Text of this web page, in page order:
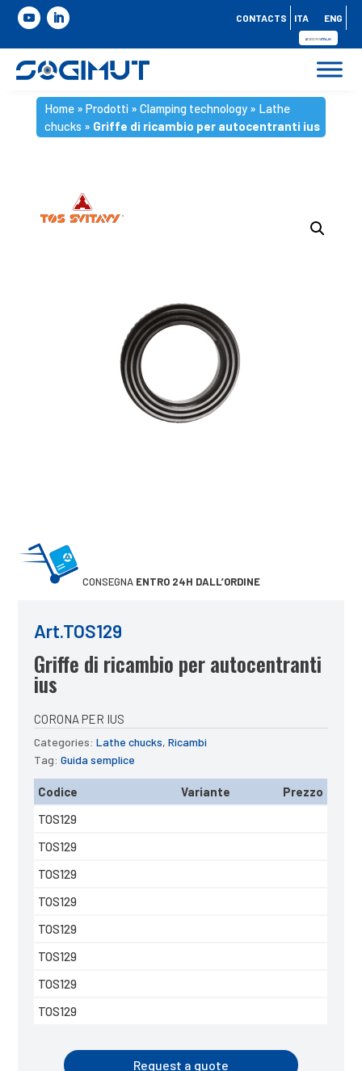
CONTACTS ITA ENG
Home» Prodotti» Clamping technology» Lathe
chucks » Griffe di ricambio per autocentranti ius
CONSEGNA ENTRO 24H DALL’ORDINE
Art.TOS129
Griffe di ricambio per autocentranti
ius
CORONA PER IUS
Categories:Lathe chucks,Ricambi
Tag:Guida semplice
Codice Variante
Prezzo
TOS129
TOS129
TOS129
TOS129
TOS129
TOS129
TOS129
TOS129
Request a quote